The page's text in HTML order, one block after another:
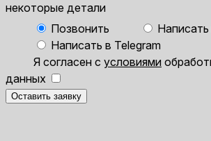
некоторые детали
Позвонить
Написать в Telegram
Я согласен с условиями
данных
Оставить заявку